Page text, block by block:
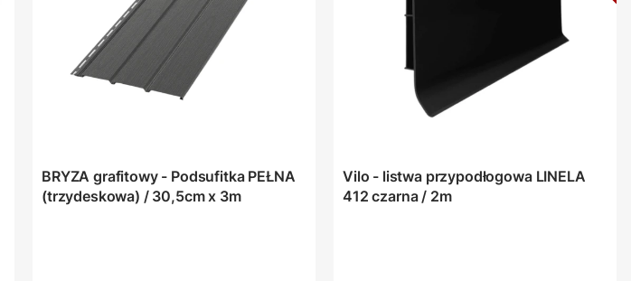
BRYZA grafitowy - Podsufitka PEŁNA
(trzydeskowa) / 30,5cm x 3m
Vilo - listwa przypodłogowa LINELA
412 czarna / 2m